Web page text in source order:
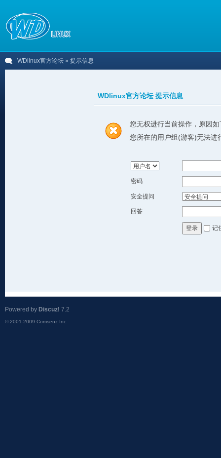
WDlinux官方论坛 » 提示信息
WDlinux官方论坛 提示信息
您无权进行当前操作，原因如
您所在的用户组(游客)无法进
密码
安全提问
回答
登录 记
Powered by Discuz! 7.2
© 2001-2009 Comsenz Inc.